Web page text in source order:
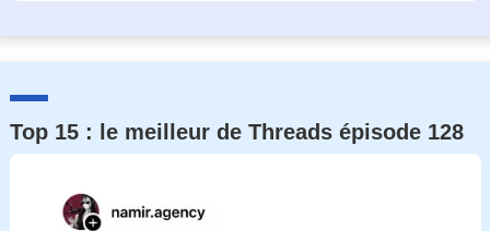
Top 15 : le meilleur de Threads épisode 128